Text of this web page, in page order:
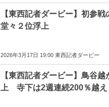
【東西記者ダービー】初参
堂々２位浮上
2026年3月17日 19:00 東西記者ダービー
【東西記者ダービー】鳥谷越
上 寺下は2週連続200％越え